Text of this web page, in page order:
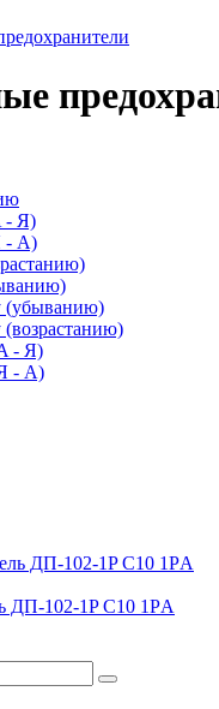
- Я)
- A)
(убыванию)
- Я)
- A)
ДП-102-1P С10 1PА